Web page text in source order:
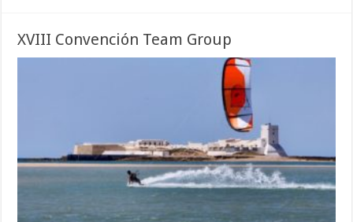
XVIII Convención Team Group